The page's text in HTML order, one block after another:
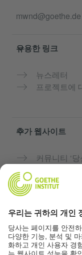
mwnd@goethe.de
유용한 링크
뉴스레터
프로젝트에
추가 웹사이트
커뮤니티 ‘
괴테 인스티
개인정보 및 접근